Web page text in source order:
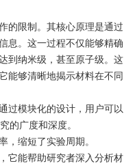
的限制。其核心原理是通过
息。这一过程不仅能够精确
到纳米级，甚至原子级。这
能够清晰地揭示材料在不同
模块化的设计，用户可以
的广度和深度。
缩短了实验周期。
它能帮助研究者深入分析材